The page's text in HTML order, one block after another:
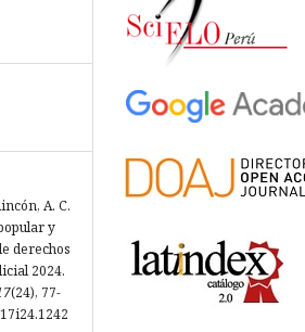
A. C.
y
derechos
2024.
(24), 77-